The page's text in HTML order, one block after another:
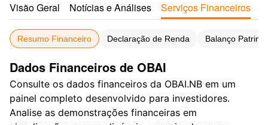
Visão Geral Notícias e Análises Serviços Financeiros
Resumo Financeiro Declaração de Renda Balanço
Dados Financeiros de OBAI
Consulte os dados financeiros da OBAI.NB em um
painel completo desenvolvido para investidores.
Analise as demonstrações financeiras em